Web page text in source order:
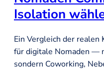
Isolation
Ein Vergleich der realen
für digitale Nomaden —
sondern Coworking,